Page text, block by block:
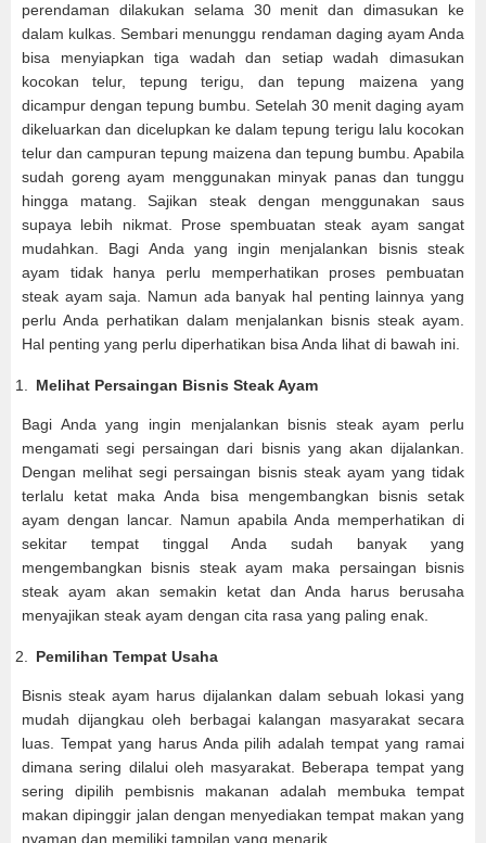
perendaman dilakukan selama 30 menit dan dimasukan ke
dalam kulkas. Sembari menunggu rendaman daging ayam Anda
bisa menyiapkan tiga wadah dan setiap wadah dimasukan
kocokan telur, tepung terigu, dan tepung maizena yang
dicampur dengan tepung bumbu. Setelah 30 menit daging ayam
dikeluarkan dan dicelupkan ke dalam tepung terigu lalu kocokan
telur dan campuran tepung maizena dan tepung bumbu. Apabila
sudah goreng ayam menggunakan minyak panas dan tunggu
hingga matang. Sajikan steak dengan menggunakan saus
supaya lebih nikmat. Prose spembuatan steak ayam sangat
mudahkan. Bagi Anda yang ingin menjalankan bisnis steak
ayam tidak hanya perlu memperhatikan proses pembuatan
steak ayam saja. Namun ada banyak hal penting lainnya yang
perlu Anda perhatikan dalam menjalankan bisnis steak ayam.
Hal penting yang perlu diperhatikan bisa Anda lihat di bawah ini.
Melihat Persaingan Bisnis Steak Ayam
Bagi Anda yang ingin menjalankan bisnis steak ayam perlu
mengamati segi persaingan dari bisnis yang akan dijalankan.
Dengan melihat segi persaingan bisnis steak ayam yang tidak
terlalu ketat maka Anda bisa mengembangkan bisnis setak
ayam dengan lancar. Namun apabila Anda memperhatikan di
sekitar tempat tinggal Anda sudah banyak yang
mengembangkan bisnis steak ayam maka persaingan bisnis
steak ayam akan semakin ketat dan Anda harus berusaha
menyajikan steak ayam dengan cita rasa yang paling enak.
Pemilihan Tempat Usaha
Bisnis steak ayam harus dijalankan dalam sebuah lokasi yang
mudah dijangkau oleh berbagai kalangan masyarakat secara
luas. Tempat yang harus Anda pilih adalah tempat yang ramai
dimana sering dilalui oleh masyarakat. Beberapa tempat yang
sering dipilih pembisnis makanan adalah membuka tempat
makan dipinggir jalan dengan menyediakan tempat makan yang
nyaman dan memiliki tampilan yang menarik.